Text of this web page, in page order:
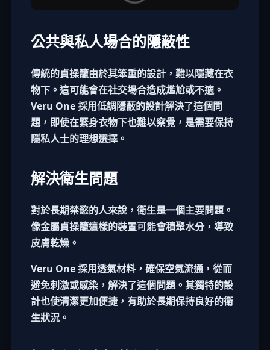
公共與私人場合的隱蔽性
傳統的貞操籠由於其笨重的設計，難以隱藏在衣
物下。這可能會在社交場合造成尷尬或不適。
Veru One 採用低調隱蔽的設計解決了這個問
題，即使在緊身衣物下也難以察覺，是需要保持
隱私人士的理想選擇。
解決衛生問題
對於長期禁慾的人來說，衛生是一個主要問題。
像金屬貞操籠這樣的裝置可能會積聚水分，導致
皮膚乾燥。
Veru One 採用透氣材料，確保空氣流通，從而
避免刺激或感染，解決了這個問題。其獨特的設
計也使清潔更加便捷，有助於長期保持良好的衛
生狀況。